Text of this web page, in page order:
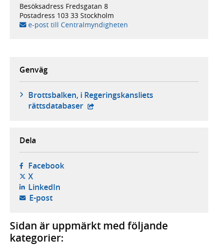
Besöksadress Fredsgatan 8
Postadress 103 33 Stockholm
e-post till Centralmyndigheten
Genväg
Brottsbalken, i Regeringskansliets
rättsdatabaser - extern webbplats,
Dela
Facebook- öppnas i ny flik, extern webbplats,
X- öppnas i ny flik, extern webbplats,
LinkedIn- öppnas i ny flik, extern webbplats,
E-post- öppnar din e-postklient,
Sidan är uppmärkt med följande
kategorier: